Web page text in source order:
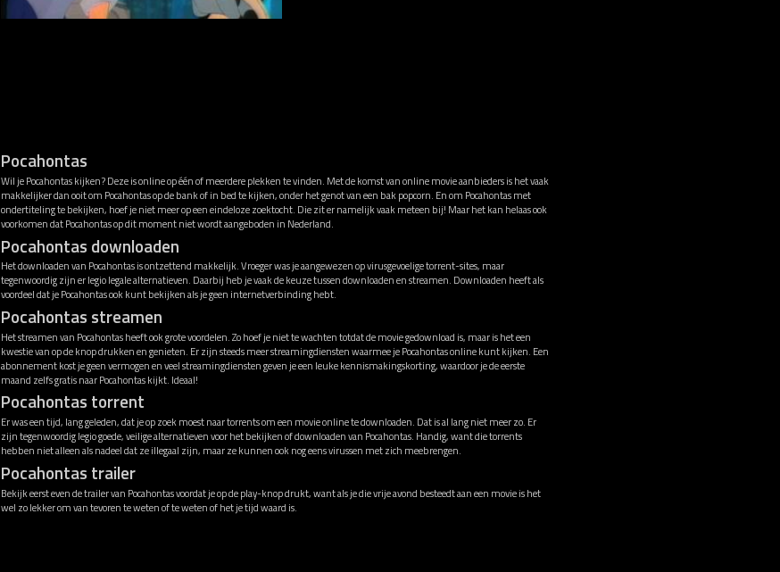
Pocahontas
Wil je Pocahontas kijken? Deze is online op één of meerdere plekken te vinden. Met de komst van online movie aanbieders is het vaak
makkelijker dan ooit om Pocahontas op de bank of in bed te kijken, onder het genot van een bak popcorn. En om Pocahontas met
ondertiteling te bekijken, hoef je niet meer op een eindeloze zoektocht. Die zit er namelijk vaak meteen bij! Maar het kan helaas ook
voorkomen dat Pocahontas op dit moment niet wordt aangeboden in Nederland.
Pocahontas downloaden
Het downloaden van Pocahontas is ontzettend makkelijk. Vroeger was je aangewezen op virusgevoelige torrent-sites, maar
tegenwoordig zijn er legio legale alternatieven. Daarbij heb je vaak de keuze tussen downloaden en streamen. Downloaden heeft als
voordeel dat je Pocahontas ook kunt bekijken als je geen internetverbinding hebt.
Pocahontas streamen
Het streamen van Pocahontas heeft ook grote voordelen. Zo hoef je niet te wachten totdat de movie gedownload is, maar is het een
kwestie van op de knop drukken en genieten. Er zijn steeds meer streamingdiensten waarmee je Pocahontas online kunt kijken. Een
abonnement kost je geen vermogen en veel streamingdiensten geven je een leuke kennismakingskorting, waardoor je de eerste
maand zelfs gratis naar Pocahontas kijkt. Ideaal!
Pocahontas torrent
Er was een tijd, lang geleden, dat je op zoek moest naar torrents om een movie online te downloaden. Dat is al lang niet meer zo. Er
zijn tegenwoordig legio goede, veilige alternatieven voor het bekijken of downloaden van Pocahontas. Handig, want die torrents
hebben niet alleen als nadeel dat ze illegaal zijn, maar ze kunnen ook nog eens virussen met zich meebrengen.
Pocahontas trailer
Bekijk eerst even de trailer van Pocahontas voordat je op de play-knop drukt, want als je die vrije avond besteedt aan een movie is het
wel zo lekker om van tevoren te weten of te weten of het je tijd waard is.